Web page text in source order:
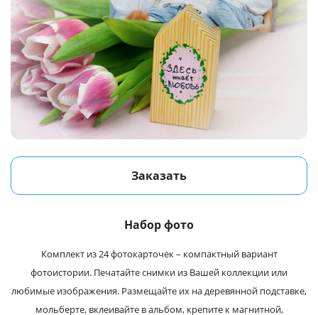
Заказать
Набор фото
Комплект из 24 фотокарточек – компактный вариант
фотоистории. Печатайте снимки из Вашей коллекции или
любимые изображения. Размещайте их на деревянной подставке,
мольберте, вклеивайте в альбом, крепите к магнитной,